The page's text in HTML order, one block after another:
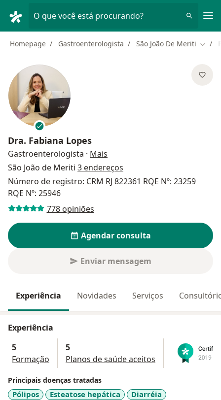
O que você está procurando?
Homepage Gastroenterologista São João De Meriti
Dra. Fabiana Lopes
Gastroenterologista · Mais
São João de Meriti 3 endereços
Número de registro: CRM RJ 822361 RQE Nº: 23259
RQE Nº: 25946
778 opiniões
Agendar consulta
Enviar mensagem
Experiência Novidades Serviços
Experiência
5
Formação
5
Planos de saúde aceitos
Principais doenças tratadas
Pólipos Esteatose hepática
Diarréia